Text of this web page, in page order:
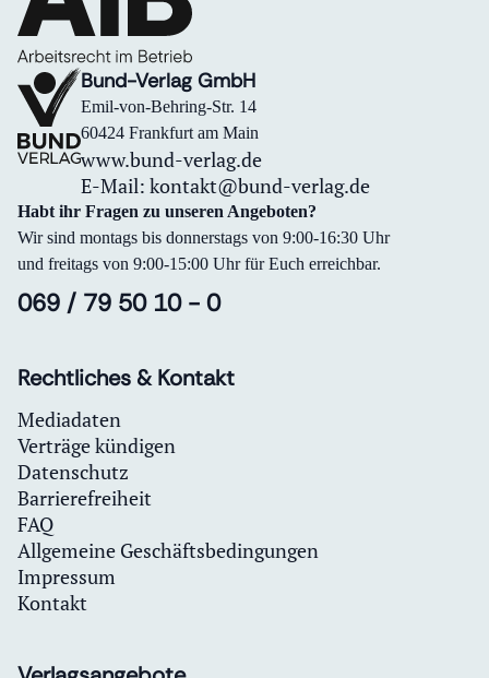
Bund-Verlag GmbH
Emil-von-Behring-Str. 14
60424 Frankfurt am Main
www.bund-verlag.de
E-Mail: kontakt@bund-verlag.de
Habt ihr Fragen zu unseren Angeboten?
Wir sind montags bis donnerstags von 9:00-16:30 Uhr
und freitags von 9:00-15:00 Uhr für Euch erreichbar.
069 / 79 50 10 - 0
Rechtliches & Kontakt
Mediadaten
Verträge kündigen
Datenschutz
Barrierefreiheit
FAQ
Allgemeine Geschäftsbedingungen
Impressum
Kontakt